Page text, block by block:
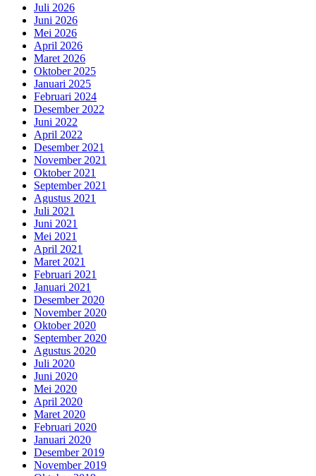
Juli 2026
Juni 2026
Mei 2026
April 2026
Maret 2026
Oktober 2025
Januari 2025
Februari 2024
Desember 2022
Juni 2022
April 2022
Desember 2021
November 2021
Oktober 2021
September 2021
Agustus 2021
Juli 2021
Juni 2021
Mei 2021
April 2021
Maret 2021
Februari 2021
Januari 2021
Desember 2020
November 2020
Oktober 2020
September 2020
Agustus 2020
Juli 2020
Juni 2020
Mei 2020
April 2020
Maret 2020
Februari 2020
Januari 2020
Desember 2019
November 2019